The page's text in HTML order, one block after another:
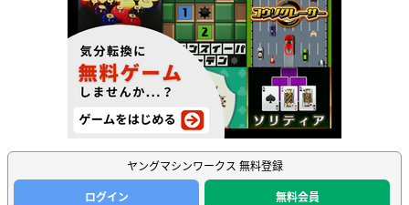
ヤングマシンワークス 無料登録
ログイン
無料会員